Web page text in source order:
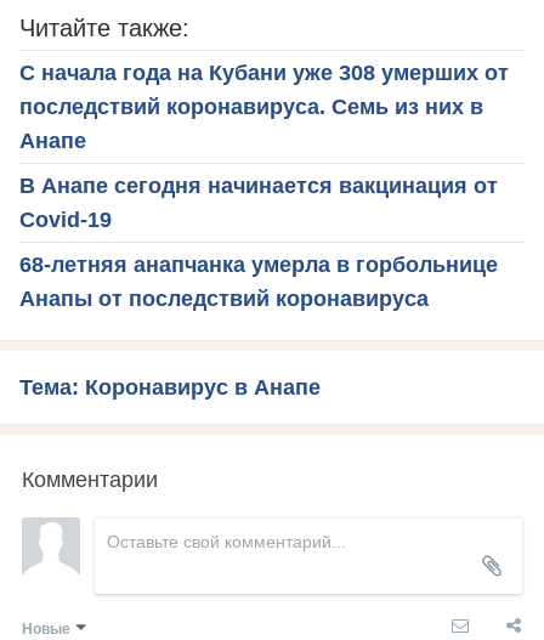
Читайте также:
С начала года на Кубани уже 308 умерших от
последствий коронавируса. Семь из них в
Анапе
В Анапе сегодня начинается вакцинация от
Covid-19
68-летняя анапчанка умерла в горбольнице
Анапы от последствий коронавируса
Тема: Коронавирус в Анапе
Комментарии
Новые